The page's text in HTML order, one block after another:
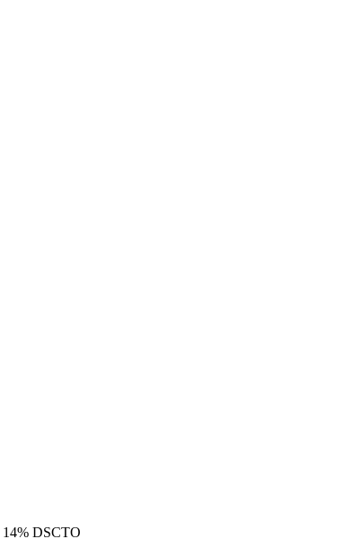
14% DSCTO